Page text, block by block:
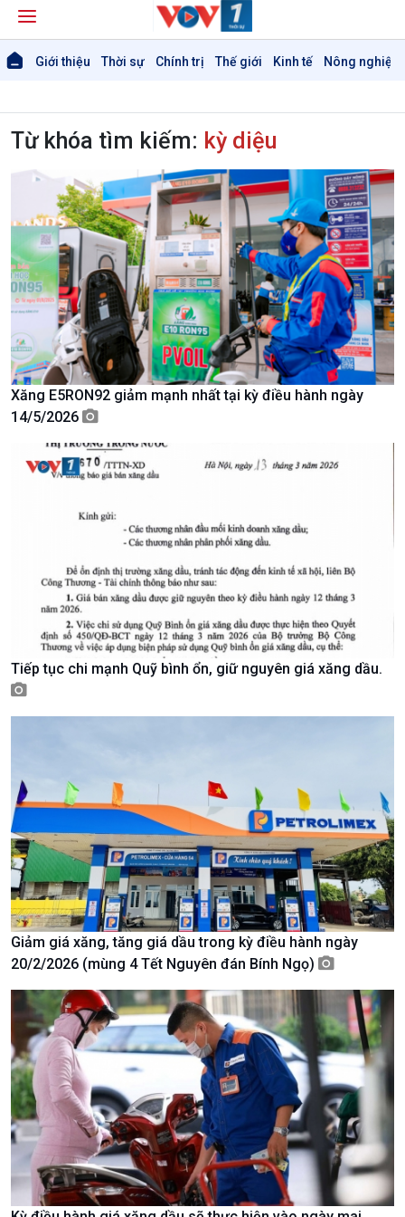
Giới thiệu Thời sự Chính trị Thế giới Kinh tế Nông nghiệp
Giới thiệu
Thời sự
Thời sự 12h
Thời sự 18h
Thời sự 21h30
Bản tin
Chuyên mục
Theo dòng Thời sự
Chính trị
Tin Chính trị
Chính phủ với người dân
Quốc hội với cử tri
Xây dựng đảng
Đảng trong cuộc sống
Nhận diện sự thật
Pháp luật và đời sống
Thế giới
Vấn đề quốc tế
Hồ sơ sự kiện quốc tế
Thế giới & Việt Nam
Biên cương - Một dải vững
bền
Từ khóa tìm kiếm: kỳ diệu
Xăng E5RON92 giảm mạnh nhất tại kỳ điều hành ngày
14/5/2026
Tiếp tục chi mạnh Quỹ bình ổn, giữ nguyên giá xăng dầu.
Giảm giá xăng, tăng giá dầu trong kỳ điều hành ngày
20/2/2026 (mùng 4 Tết Nguyên đán Bính Ngọ)